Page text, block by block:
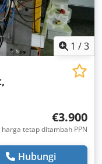
1 /3
€3.900
harga tetap ditambah PPN
Hubungi